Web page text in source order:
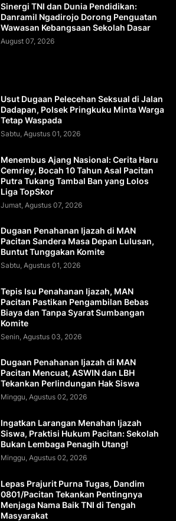
Sinergi TNI dan Dunia Pendidikan:
Danramil Ngadirojo Dorong Penguatan
Wawasan Kebangsaan Sekolah Dasar
August 07, 2026
Usut Dugaan Pelecehan Seksual di Jalan
Dadapan, Polsek Pringkuku Minta Warga
Tetap Waspada
Sabtu, Agustus 01, 2026
Menembus Ajang Nasional: Cerita Haru
Cemriey, Bocah 10 Tahun Asal Pacitan
Putra Tukang Tambal Ban yang Lolos
Liga TopSkor
Jumat, Agustus 07, 2026
Dugaan Penahanan Ijazah di MAN
Pacitan Sandera Masa Depan Lulusan,
Buntut Tunggakan Komite
Sabtu, Agustus 01, 2026
Tepis Isu Penahanan Ijazah, MAN
Pacitan Pastikan Pengambilan Bebas
Biaya dan Tanpa Syarat Sumbangan
Komite
Senin, Agustus 03, 2026
Dugaan Penahanan Ijazah di MAN
Pacitan Mencuat, ASWIN dan LBH
Tekankan Perlindungan Hak Siswa
Minggu, Agustus 02, 2026
Ingatkan Larangan Menahan Ijazah
Siswa, Praktisi Hukum Pacitan: Sekolah
Bukan Lembaga Penagih Utang!
Minggu, Agustus 02, 2026
Lepas Prajurit Purna Tugas, Dandim
0801/Pacitan Tekankan Pentingnya
Menjaga Nama Baik TNI di Tengah
Masyarakat